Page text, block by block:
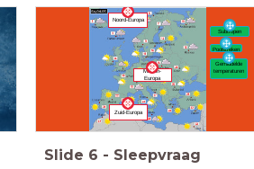
Noord-Europa
Zuid-Europa
Midden-
Europa
Subtropen
Poolstreken
Gemiddelde
temperaturen
Slide 6 - Sleepvraag